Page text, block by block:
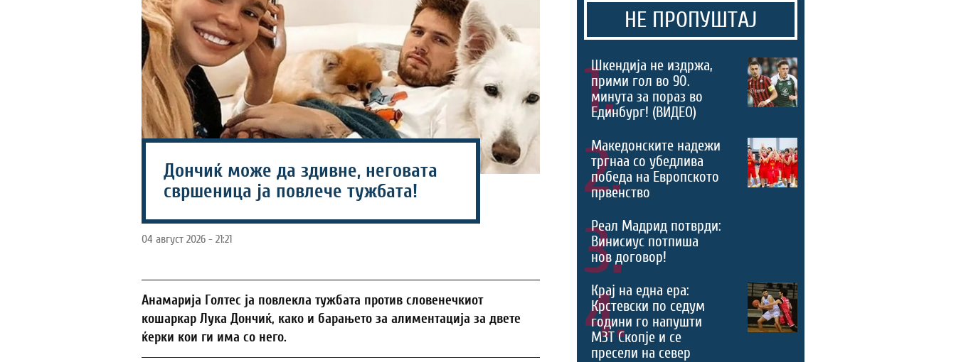
Дончиќ може да здивне, неговата
свршеница ја повлече тужбата!
04 август 2026 - 21:21
Анамарија Голтес ја повлекла тужбата против словенечкиот
кошаркар Лука Дончиќ, како и барањето за алиментација за двете
ќерки кои ги има со него.
НЕ ПРОПУШТАЈ
1.
Шкендија не издржа,
прими гол во 90.
минута за пораз во
Единбург! (ВИДЕО)
2.
Македонските надежи
тргнаа со убедлива
победа на Европското
првенство
3.
Реал Мадрид потврди:
Винисиус потпиша
нов договор!
4.
Крај на една ера:
Крстевски по седум
години го напушти
МЗТ Скопје и се
пресели на север